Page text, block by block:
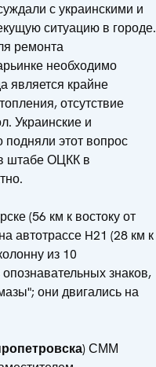
с украинскими и
ситуацию в городе.
ремонта
необходимо
является крайне
отсутствие
Украинские и
подняли этот вопрос
штабе ОЦКК в
(56 км к востоку от
автотрассе H21 (28 км к
из 10
знаков,
они двигались на
) СММ